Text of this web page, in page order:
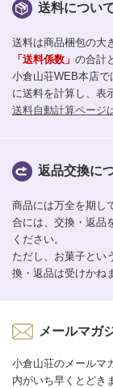
送料につい
送料は商品梱包の大
「送料係数」 の合計
小倉山荘WEB本店
に送料を計算し、表
送料自動計算ページ
返品交換に
商品には万全を期し
合には、交換・返品
ください。
ただし、お菓子とい
換・返品は受けかね
メールマガ
小倉山荘のメールマ
内がいち早くとどき